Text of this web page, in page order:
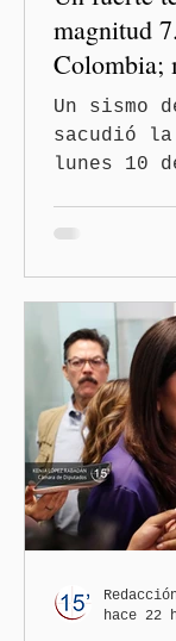
magnitud
Colombia;
colapsados
Un sismo
sacudió la
lunes 10
de
cerca de
Palmar,
de Chocó,
Servicio
Geológico
(USGS).
hace 22